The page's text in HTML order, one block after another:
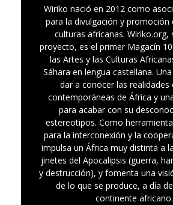
Wiriko nació en 2012 como
para la divulgación y promoción
culturas africanas. Wiriko.org,
proyecto, es el primer Magacín
las Artes y las Culturas
Sáhara en lengua castellana.
dar a conocer las realidades
contemporáneas de África y
para acabar con su
estereotipos. Como
para la interconexión y la
impulsa un África muy distinta a
jinetes del Apocalipsis (guerra,
y destrucción), y fomenta una
de lo que se produce, a día
continente africano.